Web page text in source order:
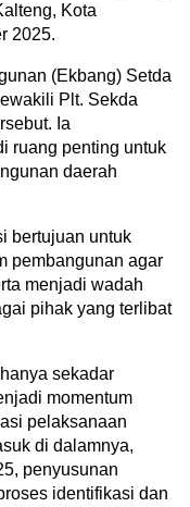
Kota
2025.
(Ekbang) Setda
Plt. Sekda
Ia
ruang penting untuk
daerah
bertujuan untuk
pembangunan agar
menjadi wadah
pihak yang terlibat
sekadar
momentum
pelaksanaan
di dalamnya,
penyusunan
identifikasi dan